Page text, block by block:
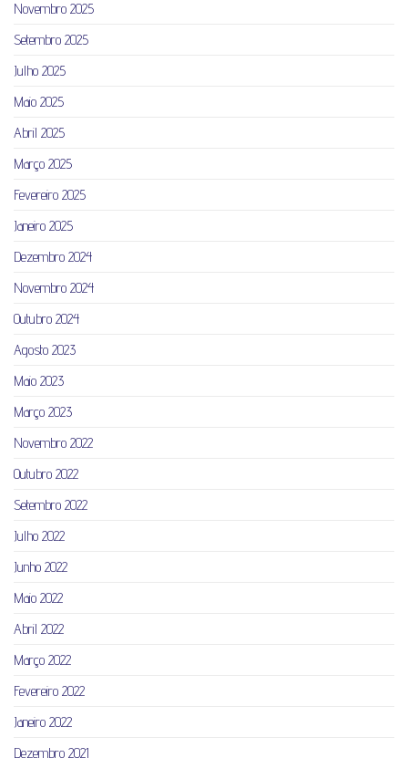
Novembro 2025
Setembro 2025
Julho 2025
Maio 2025
Abril 2025
Março 2025
Fevereiro 2025
Janeiro 2025
Dezembro 2024
Novembro 2024
Outubro 2024
Agosto 2023
Maio 2023
Março 2023
Novembro 2022
Outubro 2022
Setembro 2022
Julho 2022
Junho 2022
Maio 2022
Abril 2022
Março 2022
Fevereiro 2022
Janeiro 2022
Dezembro 2021